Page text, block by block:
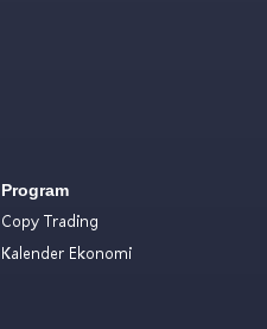
Program
Copy Trading
Kalender Ekonomi